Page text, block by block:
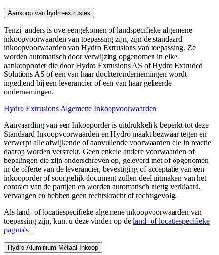
Aankoop van hydro-extrusies
Tenzij anders is overeengekomen of landspecifieke algemene
inkoopvoorwaarden van toepassing zijn, zijn de standaard
inkoopvoorwaarden van Hydro Extrusions van toepassing. Ze
worden automatisch door verwijzing opgenomen in elke
aankooporder die door Hydro Extrusions AS of Hydro Extruded
Solutions AS of een van haar dochterondernemingen wordt
ingediend bij een leverancier of een van haar gelieerde
ondernemingen.
Hydro Extrusions Algemene Inkoopvoorwaarden
Aanvaarding van een Inkooporder is uitdrukkelijk beperkt tot deze
Standaard Inkoopvoorwaarden en Hydro maakt bezwaar tegen en
verwerpt alle afwijkende of aanvullende voorwaarden die in reactie
daarop worden verstrekt. Geen enkele andere voorwaarden of
bepalingen die zijn onderschreven op, geleverd met of opgenomen
in de offerte van de leverancier, bevestiging of acceptatie van een
inkooporder of soortgelijk document zullen deel uitmaken van het
contract van de partijen en worden automatisch nietig verklaard,
vervangen en hebben geen rechtskracht of rechtsgevolg.
Als land- of locatiespecifieke algemene inkoopvoorwaarden van
toepassing zijn, kunt u deze vinden op de land- of locatiespecifieke
pagina's .
Hydro Aluminium Metaal Inkoop